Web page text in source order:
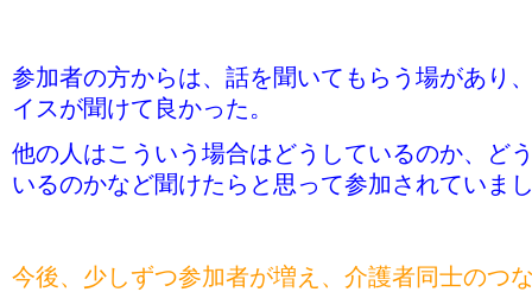
参加者の方からは、話を聞いてもらう場があり
イスが聞けて良かった。
他の人はこういう場合はどうしているのか、ど
いるのかなど聞けたらと思って参加されていま
今後、少しずつ参加者が増え、介護者同士のつ